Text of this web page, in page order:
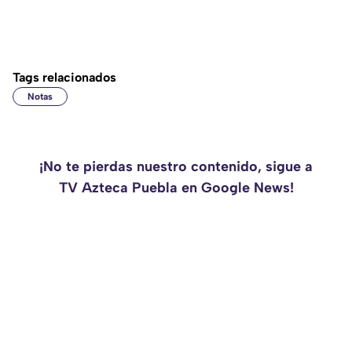
Tags relacionados
Notas
¡No te pierdas nuestro contenido, sigue a
TV Azteca Puebla en Google News!